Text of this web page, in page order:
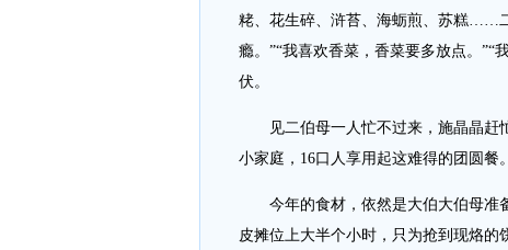
粩、花生碎、浒苔、海蛎煎、苏糕……
瘾。”“我喜欢香菜，香菜要多放点。
伏。
见二伯母一人忙不过来，施晶晶赶
小家庭，16口人享用起这难得的团圆餐。
今年的食材，依然是大伯大伯母准
皮摊位上大半个小时，只为抢到现烙